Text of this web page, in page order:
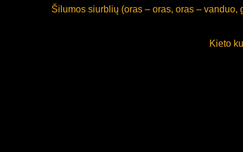
Šilumos siurblių (oras – oras, oras –
Kieto